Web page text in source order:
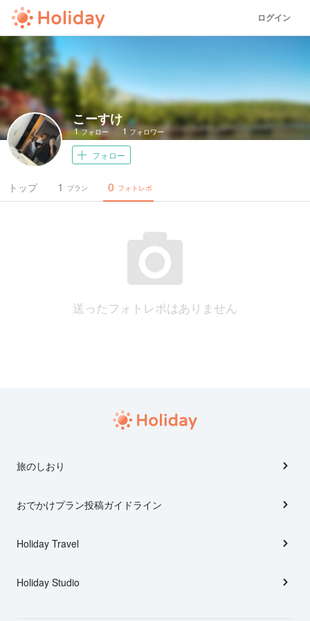
ログイン
こーすけ
1フォロー 1 フォロワー
フォロー
トップ プラン
1 フォトレポ
0
送ったフォトレポはありません
旅のしおり
おでかけプラン投稿ガイドライン
Holiday Travel
Holiday Studio